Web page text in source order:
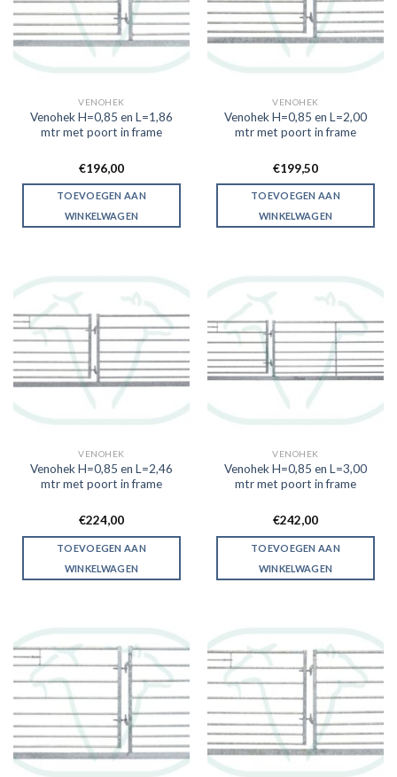
VENOHEK
Venohek H=0,85 en L=1,86
mtr met poort in frame
€196,00
TOEVOEGEN AAN
WINKELWAGEN
VENOHEK
Venohek H=0,85 en L=2,00
mtr met poort in frame
€199,50
TOEVOEGEN AAN
WINKELWAGEN
VENOHEK
Venohek H=0,85 en L=2,46
mtr met poort in frame
€224,00
TOEVOEGEN AAN
WINKELWAGEN
VENOHEK
Venohek H=0,85 en L=3,00
mtr met poort in frame
€242,00
TOEVOEGEN AAN
WINKELWAGEN